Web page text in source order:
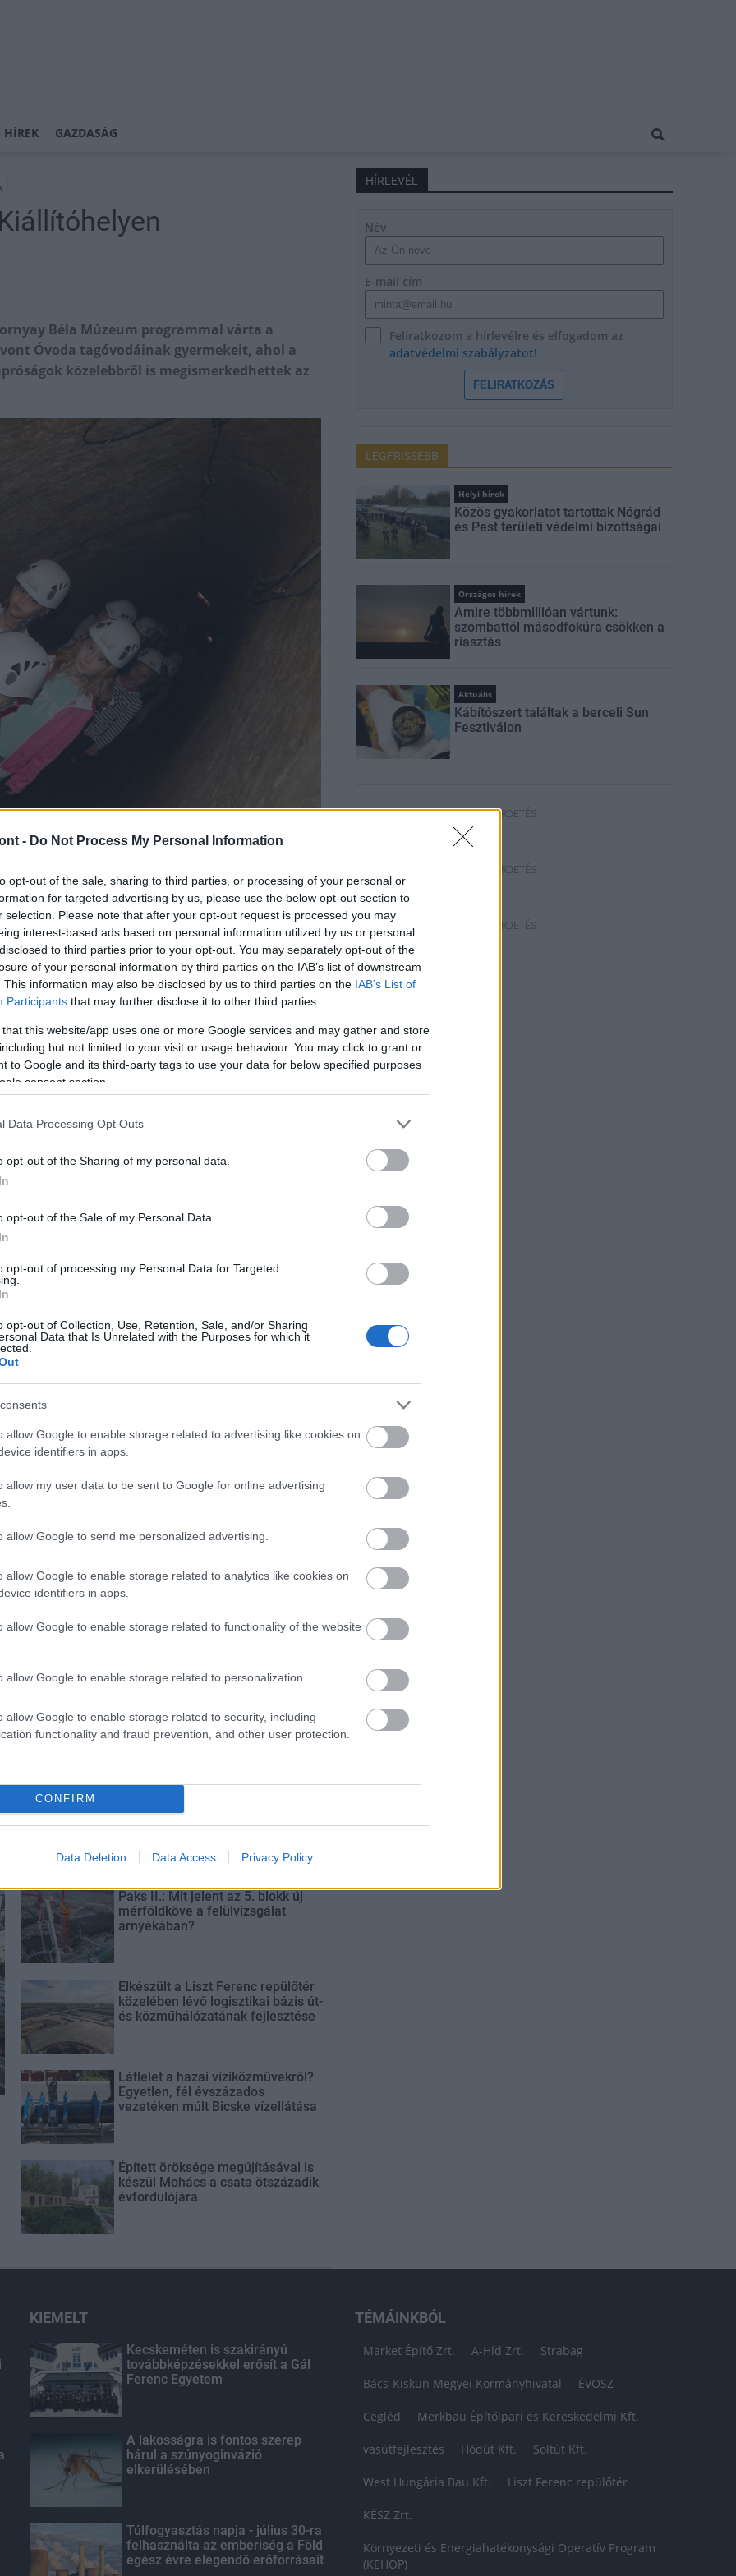
- Do Not Process My Personal Information
opt-out of the sale, sharing to third parties, or processing of your personal or
for targeted advertising by us, please use the below opt-out section to
selection. Please note that after your opt-out request is processed you may
interest-based ads based on personal information utilized by us or personal
to third parties prior to your opt-out. You may separately opt-out of the
of your personal information by third parties on the IAB’s list of downstream
This information may also be disclosed by us to third parties on the IAB’s List of
Participants that may further disclose it to other third parties.
that this website/app uses one or more Google services and may gather and store
but not limited to your visit or usage behaviour. You may click to grant or
to Google and its third-party tags to use your data for below specified purposes
consent section.
Data Processing Opt Outs
opt-out of the Sharing of my personal data.
opt-out of the Sale of my Personal Data.
opt-out of processing my Personal Data for Targeted
opt-out of Collection, Use, Retention, Sale, and/or Sharing
Data that Is Unrelated with the Purposes for which it
allow Google to enable storage related to advertising like cookies on
identifiers in apps.
allow my user data to be sent to Google for online advertising
allow Google to send me personalized advertising.
allow Google to enable storage related to analytics like cookies on
identifiers in apps.
allow Google to enable storage related to functionality of the website
allow Google to enable storage related to personalization.
allow Google to enable storage related to security, including
functionality and fraud prevention, and other user protection.
CONFIRM
Data Deletion Data Access Privacy Policy
HÍREK GAZDASÁG
Béla Múzeum programmal várta a
Óvoda tagóvodáinak gyermekeit, ahol a
közelebbről is megismerkedhettek az
kiállítóhely
épületét
Vasárnap Nógrádot is eléri a
Paks II.: Mit jelent az 5. blokk új
mérföldköve a felülvizsgálat
árnyékában?
Elkészült a Liszt Ferenc repülőtér
közelében lévő logisztikai bázis út-
és közműhálózatának fejlesztése
Látlelet a hazai víziközművekről?
Egyetlen, fél évszázados
vezetéken múlt Bicske vízellátása
Épített öröksége megújításával is
készül Mohács a csata ötszázadik
évfordulójára
HÍRLEVÉL
Név
E-mail cím
Feliratkozom a hírlevélre és elfogadom az
adatvédelmi szabályzatot!
FELIRATKOZÁS
LEGFRISSEBB
Helyi hírek
Közös gyakorlatot tartottak Nógrád
és Pest területi védelmi bizottságai
Országos hírek
Amire többmillióan vártunk:
szombattól másodfokúra csökken a
riasztás
Aktuális
Kábítószert találtak a berceli Sun
Fesztiválon
HIRDETÉS
HIRDETÉS
HIRDETÉS
KIEMELT
Kecskeméten is szakirányú
továbbképzésekkel erősít a Gál
Ferenc Egyetem
A lakosságra is fontos szerep
hárul a szúnyoginvázió
elkerülésében
Túlfogyasztás napja - július 30-ra
felhasználta az emberiség a Föld
egész évre elegendő erőforrásait
TÉMÁINKBÓL
Market Építő Zrt. A-Híd Zrt. Strabag
Bács-Kiskun Megyei Kormányhivatal ÉVOSZ
Cegléd Merkbau Építőipari és Kereskedelmi Kft.
vasútfejlesztés Hódút Kft. Soltút Kft.
West Hungária Bau Kft. Liszt Ferenc repülőtér
KÉSZ Zrt.
Környezeti és Energiahatékonysági Operatív Program
(KEHOP)